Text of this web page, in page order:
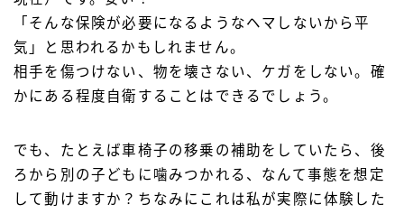
「そんな保険が必要になるようなヘマしないから平
気」と思われるかもしれません。
相手を傷つけない、物を壊さない、ケガをしない。確
かにある程度自衛することはできるでしょう。
でも、たとえば車椅子の移乗の補助をしていたら、後
ろから別の子どもに噛みつかれる、なんて事態を想定
して動けますか？ちなみにこれは私が実際に体験した